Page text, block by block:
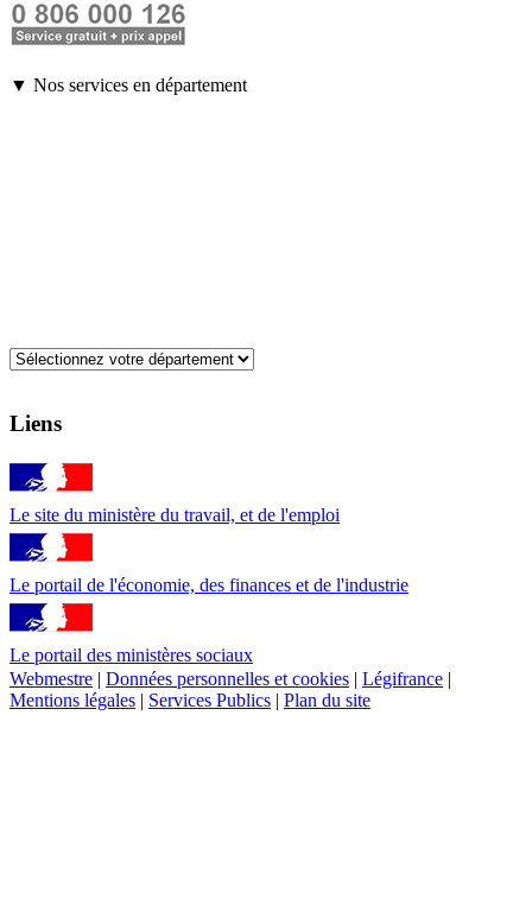
▼ Nos services en département
Liens
Le site du ministère du travail, et de l'emploi
Le portail de l'économie, des finances et de l'industrie
Le portail des ministères sociaux
Webmestre
Données personnelles et cookies Légifrance
Mentions légales
Services Publics Plan du site